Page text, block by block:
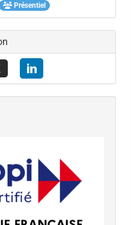
Présentiel